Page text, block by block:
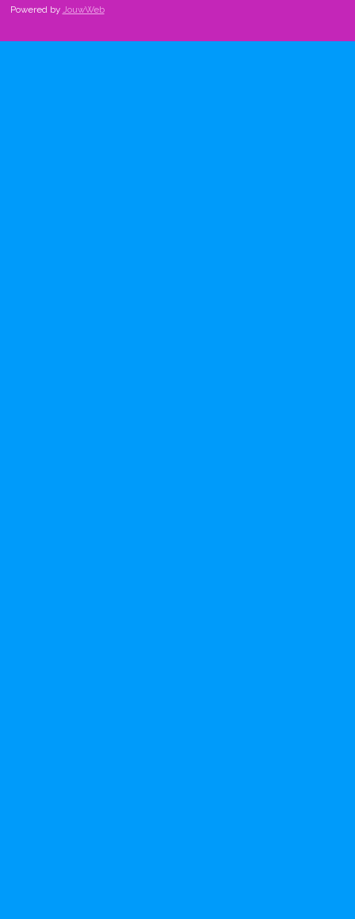
Powered by JouwWeb